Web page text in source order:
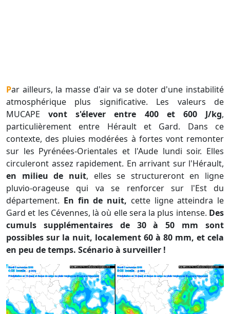
Par ailleurs, la masse d'air va se doter d'une instabilité
atmosphérique plus significative. Les valeurs de
MUCAPEvont s'élever entre 400 et 600 J/kg,
particulièrement entre Hérault et Gard. Dans ce
contexte, des pluies modérées à fortes vont remonter
sur les Pyrénées-Orientales et l'Aude lundi soir. Elles
circuleront assez rapidement. En arrivant sur l'Hérault,
en milieu de nuit, elles se structureront en ligne
pluvio-orageuse qui va se renforcer sur l'Est du
département. En fin de nuit, cette ligne atteindra le
Gard et les Cévennes, là où elle sera la plus intense. Des
cumuls supplémentaires de 30 à 50 mm sont
possibles sur la nuit, localement 60 à 80 mm, et cela
en peu de temps. Scénario à surveiller !